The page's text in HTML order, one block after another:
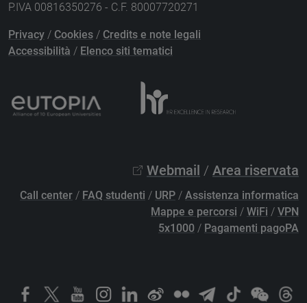
P.IVA 00816350276 - C.F. 80007720271
Privacy / Cookies / Credits e note legali
Accessibilità / Elenco siti tematici
Webmail / Area riservata
Call center / FAQ studenti / URP / Assistenza informatica
Mappe e percorsi / WiFi / VPN
5x1000 / Pagamenti pagoPA